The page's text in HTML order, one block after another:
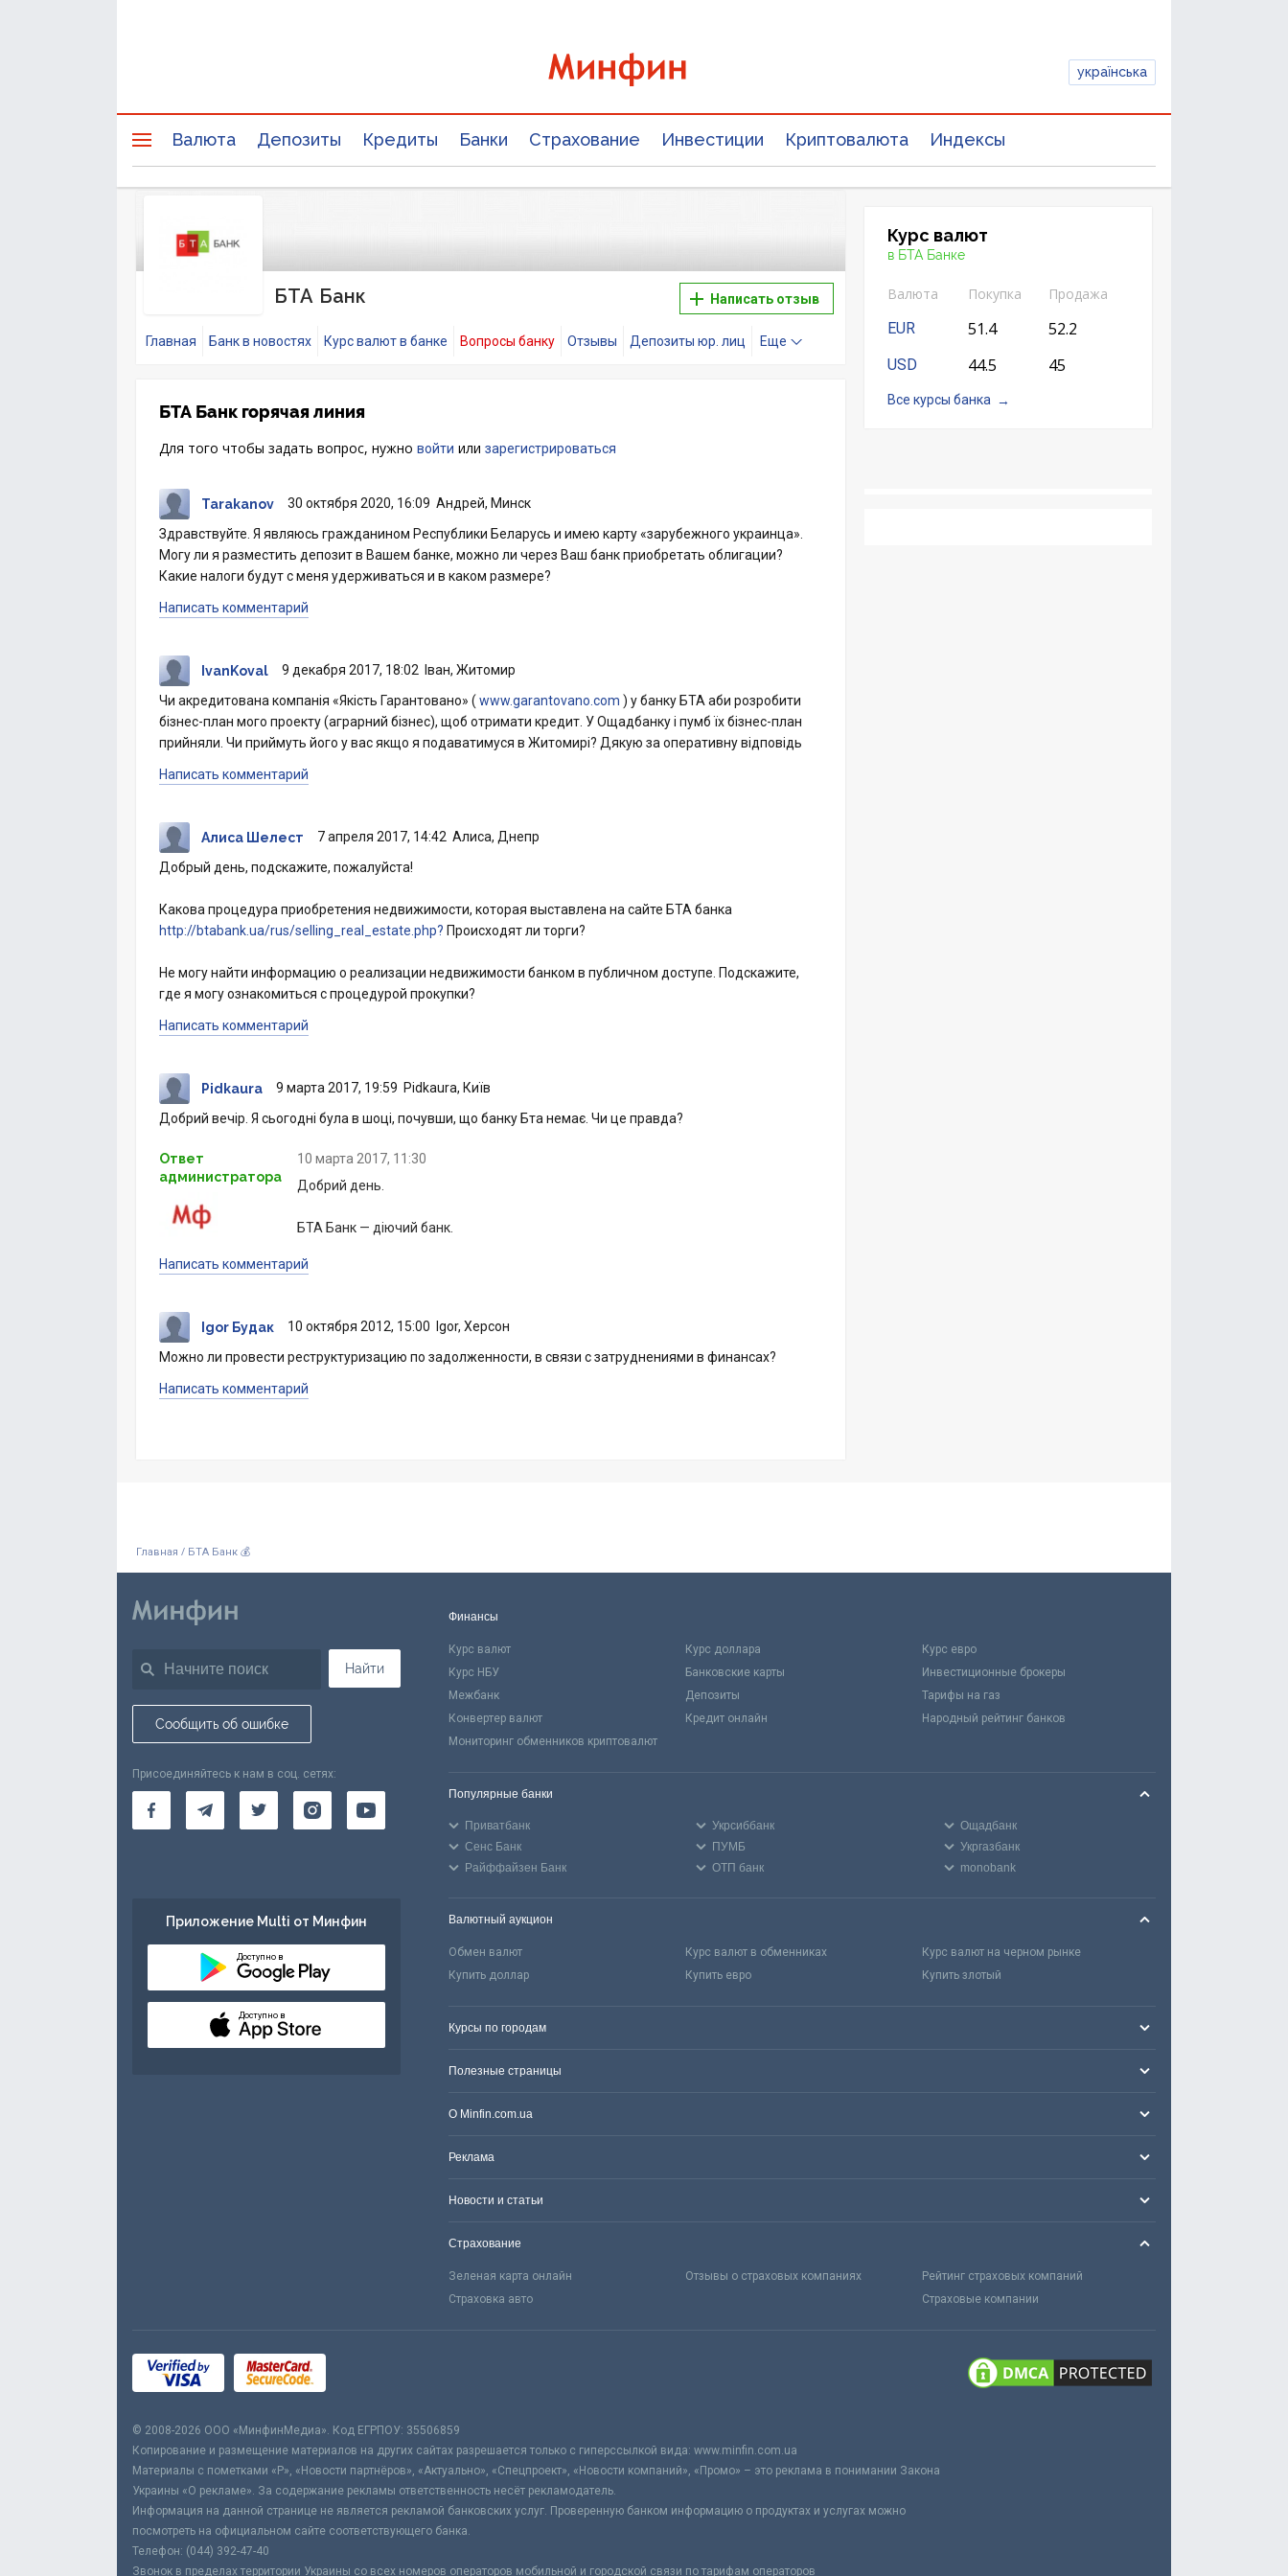
українська
Валюта Депозиты Кредиты Банки Страхование Инвестиции Криптовалюта Индексы
БТА Банк Написать отзыв
Главная Банк в новостях Курс валют в банке Вопросы банку Отзывы Депозиты юр. лиц Еще
БТА Банк горячая линия
Для того чтобы задать вопрос, нужно войти или зарегистрироваться
Tarakanov 30 октября 2020, 16:09 Андрей, Минск
Здравствуйте. Я являюсь гражданином Республики Беларусь и имею карту «зарубежного украинца».
Могу ли я разместить депозит в Вашем банке, можно ли через Ваш банк приобретать облигации?
Какие налоги будут с меня удерживаться и в каком размере?
Написать комментарий
IvanKoval 9 декабря 2017, 18:02
Іван, Житомир
Чи акредитована компанія «Якість Гарантовано» ( www.garantovano.com ) у банку БТА аби розробити
бізнес-план мого проекту (аграрний бізнес), щоб отримати кредит. У Ощадбанку і пумб їх бізнес-план
прийняли. Чи приймуть його у вас якщо я подаватимуся в Житомирі? Дякую за оперативну відповідь
Написать комментарий
Алиса Шелест 7 апреля 2017, 14:42 Алиса, Днепр
Добрый день, подскажите, пожалуйста!
Какова процедура приобретения недвижимости, которая выставлена на сайте БТА банка
http://btabank.ua/rus/selling_real_estate.php? Происходят ли торги?
Не могу найти информацию о реализации недвижимости банком в публичном доступе. Подскажите,
где я могу ознакомиться с процедурой прокупки?
Написать комментарий
Pidkaura 9 марта 2017, 19:59 Pidkaura, Київ
Добрий вечір. Я сьогодні була в шоці, почувши, що банку Бта немає. Чи це правда?
Ответ
администратора
10 марта 2017, 11:30
Добрий день.
БТА Банк — діючий банк.
Написать комментарий
Igor Будак 10 октября 2012, 15:00
Igor, Херсон
Можно ли провести реструктуризацию по задолженности, в связи с затруднениями в финансах?
Написать комментарий
Курс валют
в БТА Банке
Валюта Покупка
Продажа
EUR
51.4 52.2
USD 44.5 45
Все курсы банка
Главная / БТА Банк 💰
Найти
Сообщить об ошибке
Присоединяйтесь к нам в соц. сетях:
Приложение Multi от Минфин
Доступно в
Доступно в
Финансы
Курс валют Курс доллара
Курс евро
Курс НБУ
Банковские карты
Инвестиционные брокеры
Межбанк
Депозиты
Тарифы на газ
Конвертер валют
Кредит онлайн
Народный рейтинг банков
Мониторинг обменников криптовалют
Популярные банки
Приватбанк Укрсиббанк
Ощадбанк
Сенс Банк
ПУМБ
Укргазбанк
Райффайзен Банк
ОТП банк monobank
Валютный аукцион
Обмен валют Курс валют в обменниках
Курс валют на черном рынке
Купить доллар
Купить евро Купить злотый
Курсы по городам
Полезные страницы
О Minfin.com.ua
Реклама
Новости и статьи
Страхование
Зеленая карта онлайн Отзывы о страховых компаниях
Рейтинг страховых компаний
Страховка авто
Страховые компании
© 2008-2026 ООО «МинфинМедиа». Код ЕГРПОУ: 35506859
Копирование и размещение материалов на других сайтах разрешается только с гиперссылкой вида: www.minfin.com.ua
Материалы с пометками «Р», «Новости партнёров», «Актуально», «Спецпроект», «Новости компаний», «Промо» – это реклама в понимании Закона
Украины «О рекламе». За содержание рекламы ответственность несёт рекламодатель.
Информация на данной странице не является рекламой банковских услуг. Проверенную банком информацию о продуктах и услугах можно
посмотреть на официальном сайте соответствующего банка.
Телефон: (044) 392-47-40
Звонок в пределах территории Украины со всех номеров операторов мобильной и городской связи по тарифам операторов